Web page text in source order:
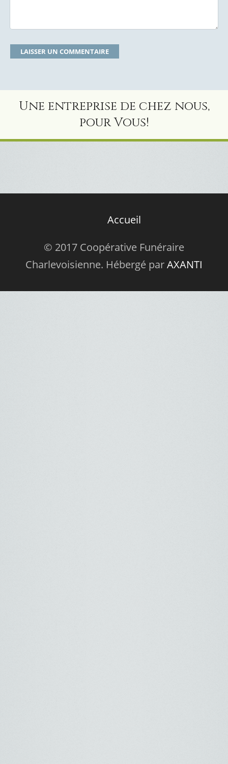
Une entreprise de chez nous,
pour Vous!
Accueil
© 2017 Coopérative Funéraire
Charlevoisienne. Hébergé parAXANTI